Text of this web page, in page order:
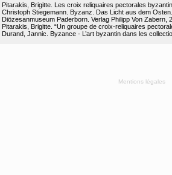
Pitarakis, Brigitte. Les croix reliquaires pectorales
Christoph Stiegemann. Byzanz. Das Licht aus dem
Diözesanmuseum Paderborn. Verlag Philipp Von Zabern,
Pitarakis, Brigitte. “Un groupe de croix-reliquaires
Durand, Jannic. Byzance - L’art byzantin dans les
Mentions légales